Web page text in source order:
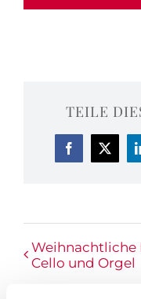
TEILE
Facebook
X
Weihnachtliche
Cello und Orgel